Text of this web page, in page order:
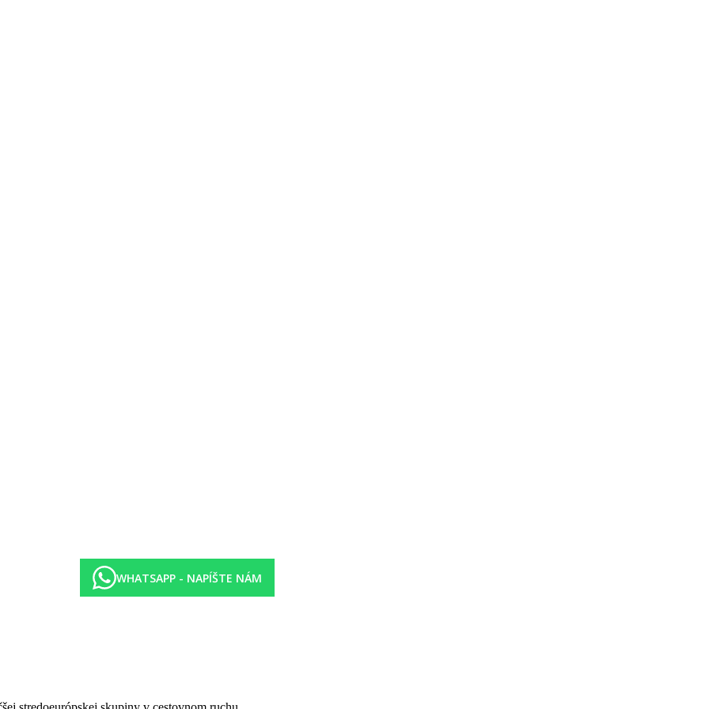
vybavenie)
jedna posteľ typu King alebo dve twin, sprcha aj vaňa, čiastočný výhľad
jedno predjedlo, hlavné jedlo a dezert)
nápojov miestnej výroby
dopravou.
nemotorizované vodné športy - kajak, paddleboard, vodné bicykle, šnorchlovanie, windsurfing.
výtvarné činnosti, hry, výlety.
spa
WHATSAPP - NAPÍŠTE NÁM